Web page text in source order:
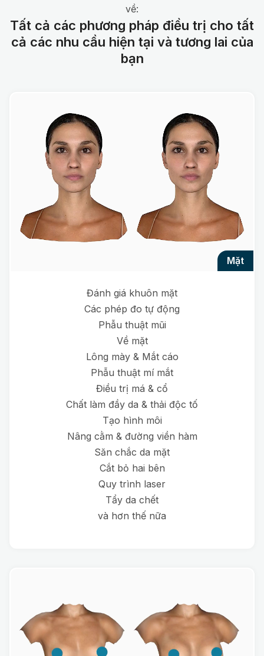
về:
Tất cả các phương pháp điều trị cho tất
cả các nhu cầu hiện tại và tương lai của
bạn
mặt
Đánh giá khuôn mặt
Các phép đo tự động
Phẫu thuật mũi
Về mặt
Lông mày & Mắt cáo
Phẫu thuật mí mắt
Điều trị má & cổ
Chất làm đầy da & thải độc tố
Tạo hình môi
Nâng cằm & đường viền hàm
Săn chắc da mặt
Cắt bỏ hai bên
Quy trình laser
Tẩy da chết
và hơn thế nữa